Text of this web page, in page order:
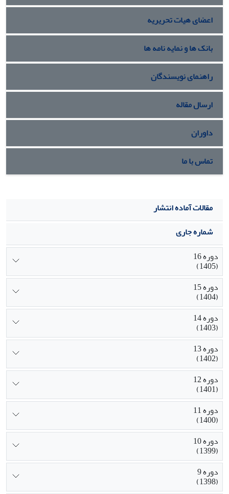
اعضای هیات تحریریه
بانک ها و نمایه نامه ها
راهنمای نویسندگان
ارسال مقاله
داوران
تماس با ما
مقالات آماده انتشار
شماره جاری
دوره 16
(1405)
دوره 15
(1404)
دوره 14
(1403)
دوره 13
(1402)
دوره 12
(1401)
دوره 11
(1400)
دوره 10
(1399)
دوره 9
(1398)